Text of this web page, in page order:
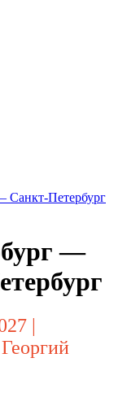
Санкт-Петербург
—
|